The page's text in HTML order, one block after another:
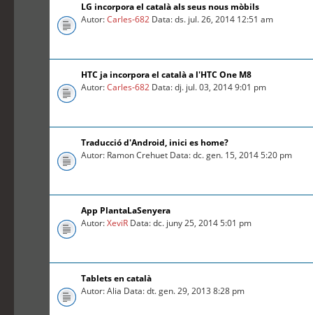
LG incorpora el català als seus nous mòbils
Autor:Carles-682 Data: ds. jul. 26, 2014 12:51 am
HTC ja incorpora el català a l'HTC One M8
Autor:Carles-682 Data: dj. jul. 03, 2014 9:01 pm
Traducció d'Android, inici es home?
Autor: Ramon Crehuet Data: dc. gen. 15, 2014 5:20 pm
App PlantaLaSenyera
Autor:XeviR Data: dc. juny 25, 2014 5:01 pm
Tablets en català
Autor: Alia Data: dt. gen. 29, 2013 8:28 pm